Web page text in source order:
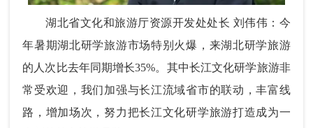
湖北省文化和旅游厅资源开发处处长 刘伟伟：今
年暑期湖北研学旅游市场特别火爆，来湖北研学旅游
的人次比去年同期增长35%。其中长江文化研学旅游非
常受欢迎，我们加强与长江流域省市的联动，丰富线
路，增加场次，努力把长江文化研学旅游打造成为一